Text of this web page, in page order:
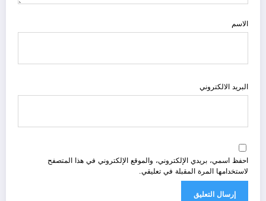
الاسم
البريد الالكتروني
احفظ اسمي، بريدي الإلكتروني، والموقع الإلكتروني في هذا المتصفح
لاستخدامها المرة المقبلة في تعليقي.